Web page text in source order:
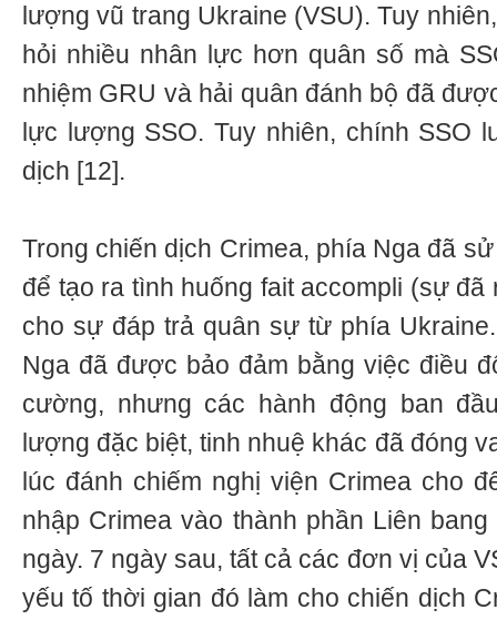
lượng vũ trang Ukraine (VSU). Tuy
hỏi nhiều nhân lực hơn quân số mà
nhiệm GRU và hải quân đánh bộ đã
lực lượng SSO. Tuy nhiên, chính SSO
dịch [12].
Trong chiến dịch Crimea, phía Nga đã
để tạo ra tình huống fait accompli (sự
cho sự đáp trả quân sự từ phía
Nga đã được bảo đảm bằng việc điều
cường, nhưng các hành động ban
lượng đặc biệt, tinh nhuệ khác đã đóng
lúc đánh chiếm nghị viện Crimea cho
nhập Crimea vào thành phần Liên
ngày. 7 ngày sau, tất cả các đơn vị của
yếu tố thời gian đó làm cho chiến dịch